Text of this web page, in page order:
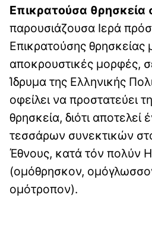
Επικρατούσα θρησκεία
παρουσιάζουσα Ιερά
Επικρατούσης θρησκείας
αποκρουστικές μορφές,
Ίδρυμα της Ελληνικής
οφείλει να προστατεύει
θρησκεία, διότι αποτελεί
τεσσάρων συνεκτικών
Έθνους, κατά τόν πολύν
(ομόθρησκον,
ομότροπον).